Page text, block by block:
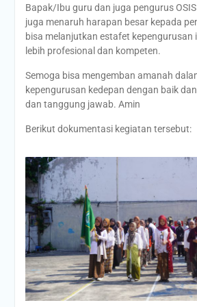
Bapak/Ibu guru dan juga pengurus
juga menaruh harapan besar kepada
bisa melanjutkan estafet kepengurusan
lebih profesional dan kompeten.
Semoga bisa mengemban amanah
kepengurusan kedepan dengan baik
dan tanggung jawab. Amin
Berikut dokumentasi kegiatan tersebut: